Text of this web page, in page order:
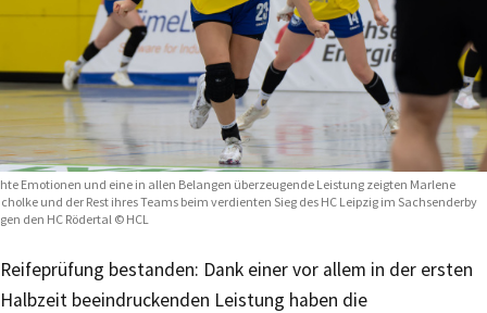
Emotionen und eine in allen Belangen überzeugende Leistung zeigten Marlene
und der Rest ihres Teams beim verdienten Sieg des HC Leipzig im Sachsenderby
den HC Rödertal © HCL
Reifeprüfung bestanden: Dank einer vor allem in der ersten
Halbzeit beeindruckenden Leistung haben die